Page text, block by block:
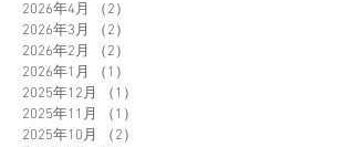
2026年4月
（2）
2026年3月
（2）
2026年2月
（2）
2026年1月
（1）
2025年12月
（1）
2025年11月
（1）
2025年10月
（2）